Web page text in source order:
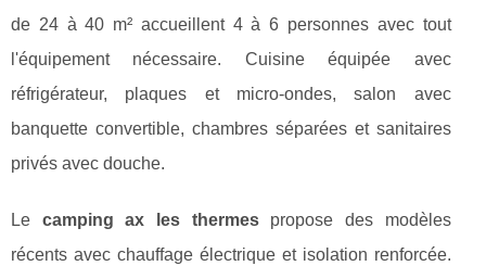
de 24 à 40 m² accueillent 4 à 6 personnes avec tout
l'équipement nécessaire. Cuisine équipée avec
réfrigérateur, plaques et micro-ondes, salon avec
banquette convertible, chambres séparées et sanitaires
privés avec douche.
Le camping ax les thermespropose des modèles
récents avec chauffage électrique et isolation renforcée.